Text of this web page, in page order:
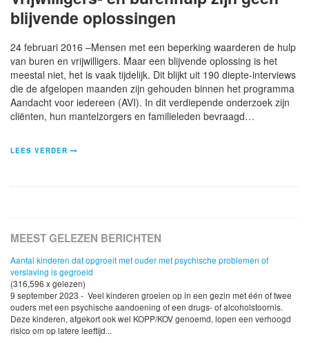
blijvende oplossingen
24 februari 2016 –Mensen met een beperking waarderen de hulp
van buren en vrijwilligers. Maar een blijvende oplossing is het
meestal niet, het is vaak tijdelijk. Dit blijkt uit 190 diepte-interviews
die de afgelopen maanden zijn gehouden binnen het programma
Aandacht voor iedereen (AVI). In dit verdiepende onderzoek zijn
cliënten, hun mantelzorgers en familieleden bevraagd…
LEES VERDER
MEEST GELEZEN BERICHTEN
Aantal kinderen dat opgroeit met ouder met psychische problemen of
verslaving is gegroeid
(316,596 x gelezen)
9 september 2023 - Veel kinderen groeien op in een gezin met één of twee
ouders met een psychische aandoening of een drugs- of alcoholstoornis.
Deze kinderen, afgekort ook wel KOPP/KOV genoemd, lopen een verhoogd
risico om op latere leeftijd...